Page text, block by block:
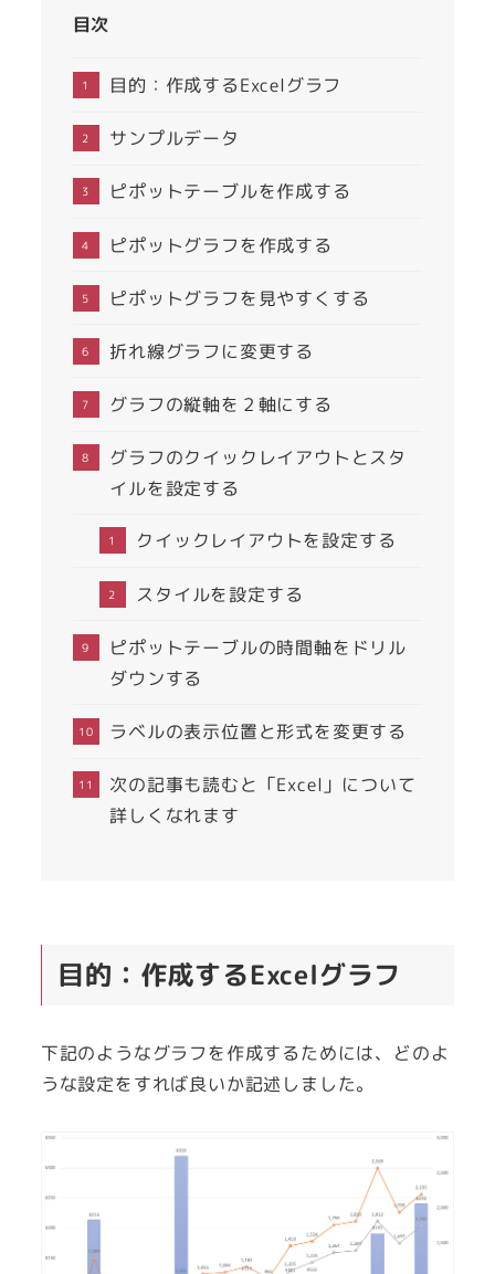
目次
目的：作成するExcelグラフ
サンプルデータ
ピポットテーブルを作成する
ピポットグラフを作成する
ピポットグラフを見やすくする
折れ線グラフに変更する
グラフの縦軸を２軸にする
グラフのクイックレイアウトとスタ
イルを設定する
クイックレイアウトを設定する
スタイルを設定する
ピポットテーブルの時間軸をドリル
ダウンする
ラベルの表示位置と形式を変更する
次の記事も読むと「Excel」について
詳しくなれます
目的：作成するExcelグラフ
下記のようなグラフを作成するためには、どのよ
うな設定をすれば良いか記述しました。